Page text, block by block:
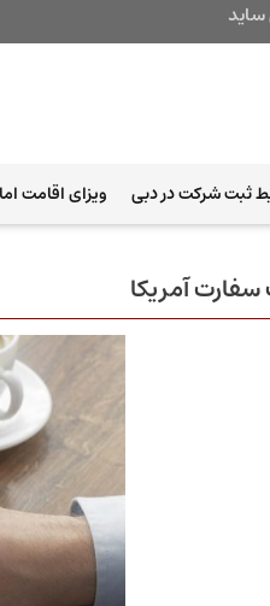
ثبت شرکت در دبی ویزای اقامت
آمریکا